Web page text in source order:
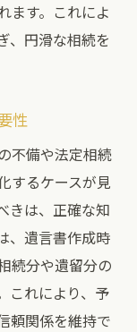
ます。これによ
、円滑な相続を
性
不備や法定相続
するケースが見
きは、正確な知
、遺言書作成時
続分や遺留分の
これにより、予
頼関係を維持で